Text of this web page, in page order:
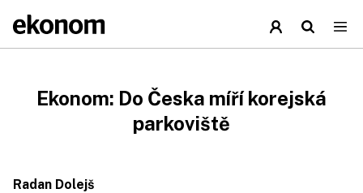
Ekonom: Do Česka míří korejská
parkoviště
Radan Dolejš